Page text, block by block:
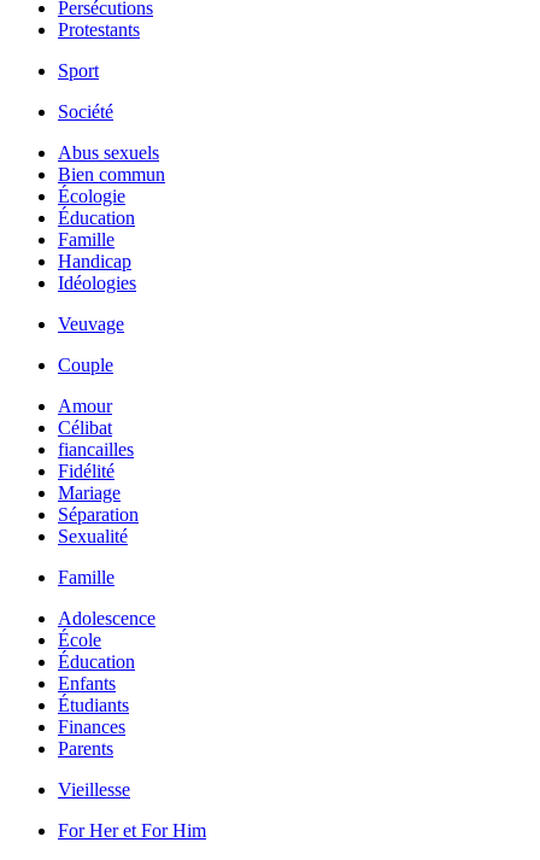
Persécutions
Protestants
Sport
Société
Abus sexuels
Bien commun
Écologie
Éducation
Famille
Handicap
Idéologies
Veuvage
Couple
Amour
Célibat
fiancailles
Fidélité
Mariage
Séparation
Sexualité
Famille
Adolescence
École
Éducation
Enfants
Étudiants
Finances
Parents
Vieillesse
For Her et For Him